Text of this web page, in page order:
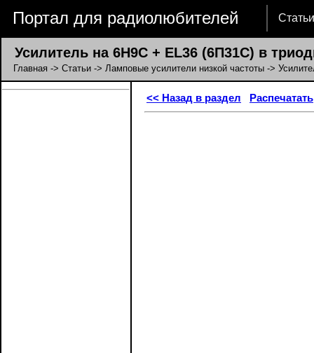
Портал для радиолюбителей Статьи
Усилитель на 6Н9С + EL36 (6П31С) в
Главная -> Статьи -> Ламповые усилители низкой частоты ->
<< Назад в раздел Распечатать